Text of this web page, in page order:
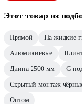
Этот товар из
Прямой На жидкие
Алюминиевые
Длина 2500 мм С
Скрытый монтаж
Оптом